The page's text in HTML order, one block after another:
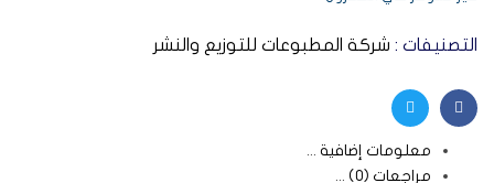
التصنيفات : شركة المطبوعات للتوزيع والنشر
Facebook
Twitter
معلومات إضافية
مراجعات (0)